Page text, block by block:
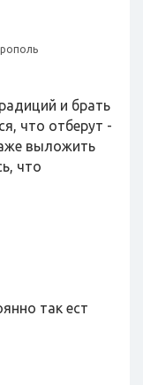
и брать
что отберут -
выложить
что
так ест